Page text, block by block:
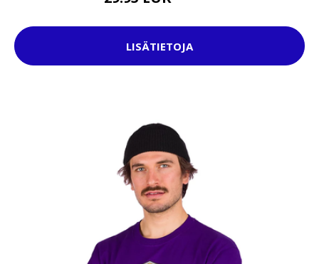
LISÄTIETOJA